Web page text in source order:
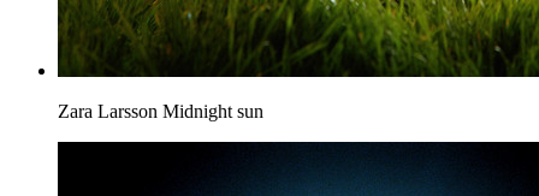
Zara Larsson Midnight sun